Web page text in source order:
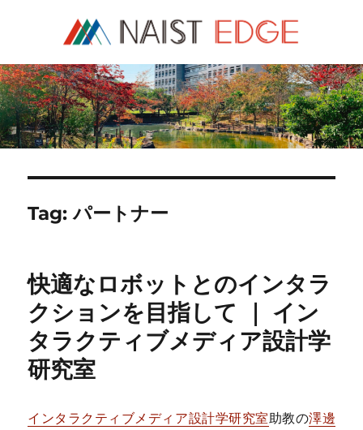
NAIST Edge
Tag:パートナー
快適なロボットとのインタラ
クションを目指して ｜ イン
タラクティブメディア設計学
研究室
インタラクティブメディア設計学研究室助教の澤邊